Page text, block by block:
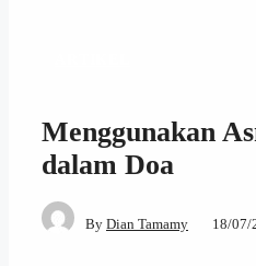
Menggunakan
dalam Doa
By Dian Tamamy 18/07/